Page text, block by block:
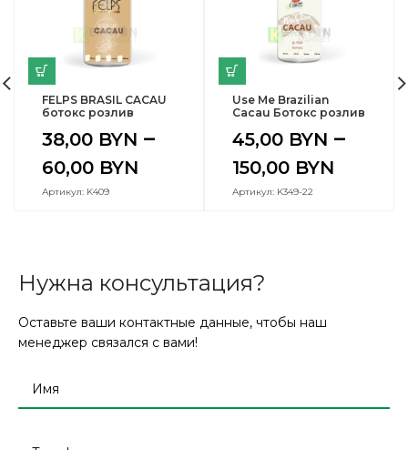
FELPS BRASIL CACAU
ботокс розлив
38,00 BYN –
60,00 BYN
Артикул: K409
Use Me Brazilian
Cacau Ботокс розлив
45,00 BYN –
150,00 BYN
Артикул: K349-22
Нужна консультация?
Оставьте ваши контактные данные, чтобы наш
менеджер связался с вами!